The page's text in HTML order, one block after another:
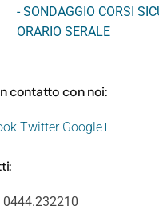
-SONDAGGIO CORSI
ORARIO SERALE
contatto con noi:
Twitter Google+
0444.232210